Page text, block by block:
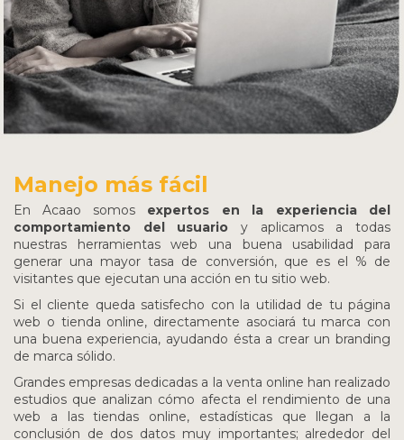
Manejo más fácil
En Acaao somos expertos en la experiencia del
comportamiento del usuario y aplicamos a todas
nuestras herramientas web una buena usabilidad para
generar una mayor tasa de conversión, que es el % de
visitantes que ejecutan una acción en tu sitio web.
Si el cliente queda satisfecho con la utilidad de tu página
web o tienda online, directamente asociará tu marca con
una buena experiencia, ayudando ésta a crear un branding
de marca sólido.
Grandes empresas dedicadas a la venta online han realizado
estudios que analizan cómo afecta el rendimiento de una
web a las tiendas online, estadísticas que llegan a la
conclusión de dos datos muy importantes; alrededor del